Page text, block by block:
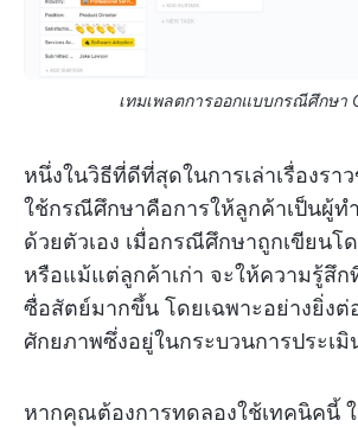
เทมเพลตการออกแบบกรณีศึกษา
หนึ่งในวิธีที่ดีที่สุดในการเล่าเรื่องรา
ใช้กรณีศึกษาคือการให้ลูกค้าเป็นผู้ท
ด้วยตัวเอง เมื่อกรณีศึกษาถูกเขียนโ
หรือแม้แต่ลูกค้าเก่า จะให้ความรู้สึก
ซื่อสัตย์มากขึ้น โดยเฉพาะอย่างยิ่ง
ศักยภาพซึ่งอยู่ในกระบวนการประเมิ
หากคุณต้องการทดลองใช้เทคนิคนี้